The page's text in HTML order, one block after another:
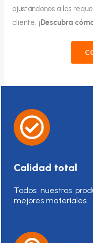
ajustándonos a los
cliente. ¡Descubra
Calidad total
Todos nuestros
mejores materiales.